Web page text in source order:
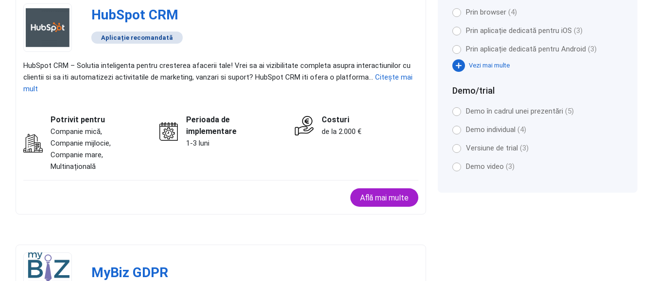
HubSpot CRM
Aplicație recomandată
HubSpot CRM – Solutia inteligenta pentru cresterea afacerii tale! Vrei sa ai vizibilitate completa asupra interactiunilor cu
clientii si sa iti automatizezi activitatile de marketing, vanzari si suport? HubSpot CRM iti ofera o platforma... Citește mai
mult
Potrivit pentru
Companie mică,
Companie mijlocie,
Companie mare,
Multinațională
Perioada de
implementare
1-3 luni
Costuri
de la 2.000 €
Află mai multe
MyBiz GDPR
Prin browser(4)
Prin aplicație dedicată pentru iOS(3)
Prin aplicație dedicată pentru Android(3)
Vezi mai multe
Demo/trial
Demo în cadrul unei prezentări(5)
Demo individual(4)
Versiune de trial(3)
Demo video(3)